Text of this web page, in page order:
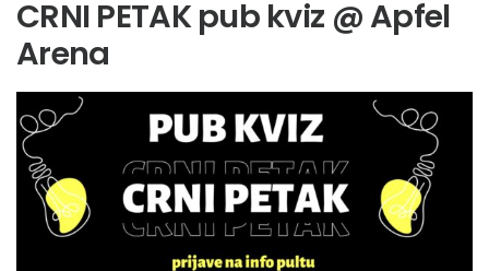
CRNI PETAK pub kviz @ Apfel
Arena